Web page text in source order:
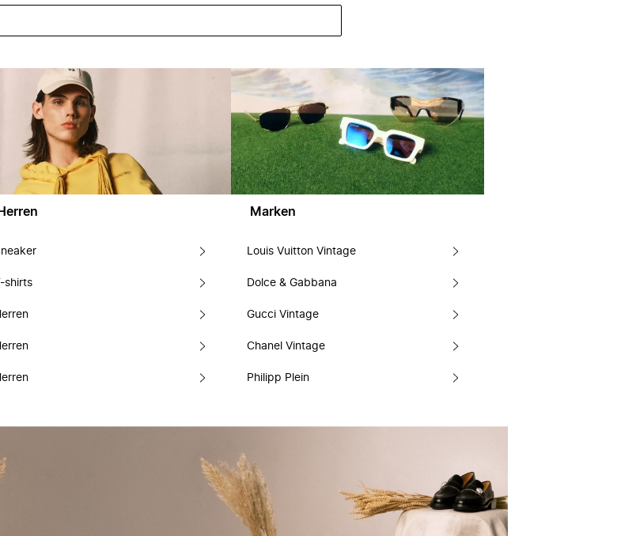
Herren
T-shirts
Marken
Louis Vuitton Vintage
Dolce & Gabbana
Gucci Vintage
Chanel Vintage
Philipp Plein